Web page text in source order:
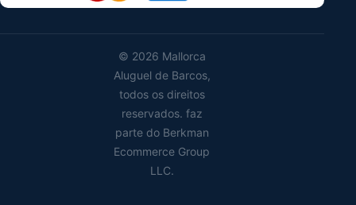
© 2026 Mallorca
Aluguel de Barcos,
todos os direitos
reservados. faz
parte do Berkman
Ecommerce Group
LLC.